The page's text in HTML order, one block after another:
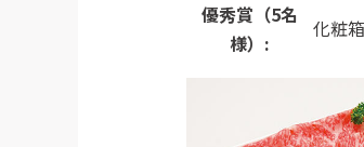
優秀賞（5名
様） :
化粧